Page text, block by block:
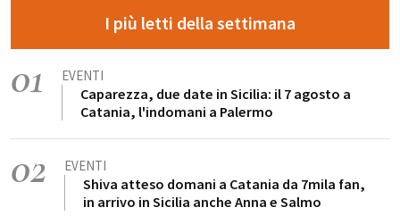
I più letti della settimana
01 EVENTI
Caparezza, due date in Sicilia: il 7 agosto a
Catania, l'indomani a Palermo
02 EVENTI
Shiva atteso domani a Catania da 7mila fan,
in arrivo in Sicilia anche Anna e Salmo